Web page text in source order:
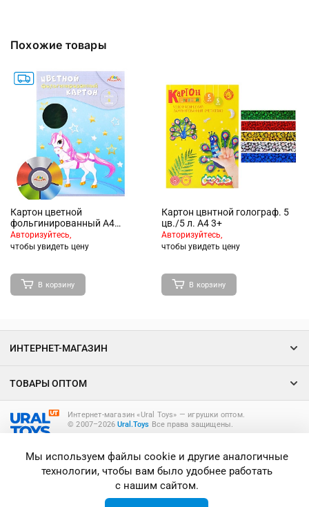
Похожие товары
Картон цветной
фольгинированный А4
5цв."Волшебная лошадка"
Авторизуйтесь,
чтобы увидеть цену
В корзину
Картон цвнтной голограф. 5
цв./5 л. А4 3+
Авторизуйтесь,
чтобы увидеть цену
В корзину
Интернет-магазин «Ural Toys» ― игрушки оптом.
© 2007–2026Ural.Toys Все права защищены.
ИНТЕРНЕТ-МАГАЗИН
ТОВАРЫ ОПТОМ
Мы используем файлы cookie и другие аналогичные
технологии, чтобы вам было удобнее работать
с нашим сайтом.